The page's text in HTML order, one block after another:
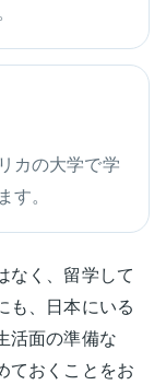
カの大学で学
す。
なく、留学して
も、日本にいる
活面の準備な
ておくことをお